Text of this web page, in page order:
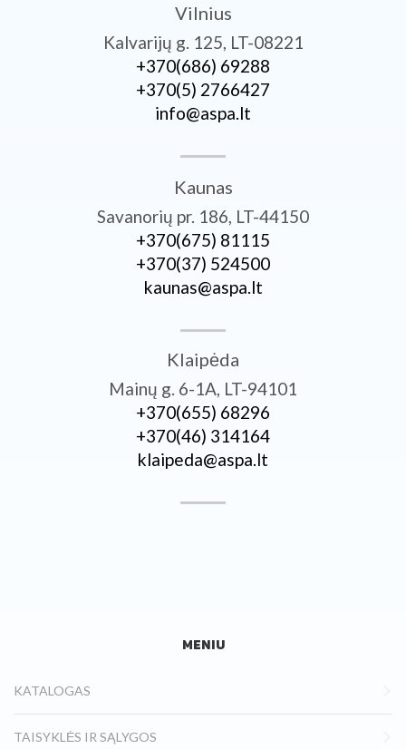
Vilnius
Kalvarijų g. 125, LT-08221
+370­(686) 69288
+370­(5) 2766427
info@aspa.lt
Kaunas
Savanorių pr. 186, LT-44150
+370­(675) 81115
+370­(37) 524500
kaunas@aspa.lt
Klaipėda
Mainų g. 6-1A, LT-94101
+370­(655) 68296
+370­(46) 314164
klaipeda@aspa.lt
MENIU
KATALOGAS
TAISYKLĖS IR SĄLYGOS